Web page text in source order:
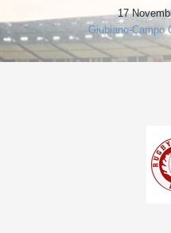
17
Giubiano-Campo